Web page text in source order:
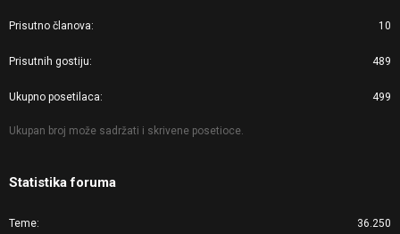
Prisutno članova 10
Prisutnih gostiju 489
Ukupno posetilaca 499
Ukupan broj može sadržati i skrivene posetioce.
Statistika foruma
Teme 36.250